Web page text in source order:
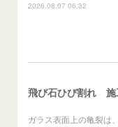
2026.08.07 06:32
ガラス表面上の亀裂は